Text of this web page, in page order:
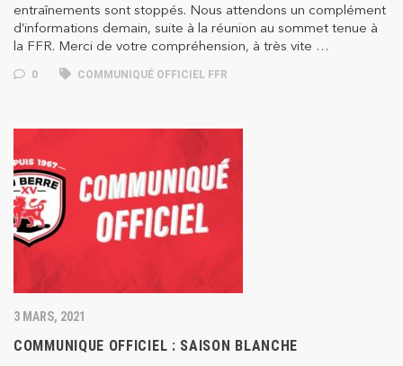
entraînements sont stoppés. Nous attendons un complément
d’informations demain, suite à la réunion au sommet tenue à
la FFR. Merci de votre compréhension, à très vite …
0 COMMUNIQUÉ OFFICIEL FFR
3 MARS, 2021
COMMUNIQUE OFFICIEL : SAISON BLANCHE